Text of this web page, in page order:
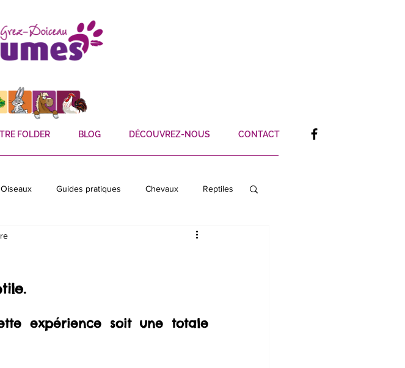
FOLDER BLOG DÉCOUVREZ-NOUS CONTACT
Oiseaux Guides pratiques Chevaux Reptiles
expérience soit une totale